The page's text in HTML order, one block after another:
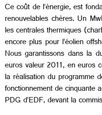
Ce coût de l’énergie, est
renouvelables chères. Un
les centrales thermiques
encore plus pour l’éolien
Nous garantissons dans la
euros valeur 2011, en euros
la réalisation du programme
fonctionnement de cinquante
PDG d’EDF, devant la